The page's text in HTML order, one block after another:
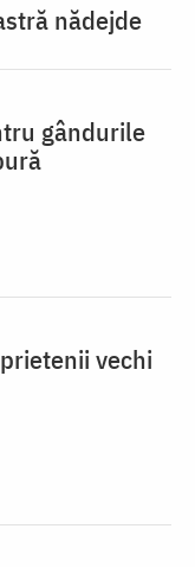
nădejde
gândurile
vechi